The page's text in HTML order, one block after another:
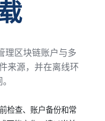
区块链账户与多
来源，并在离线环
检查、账户备份和常